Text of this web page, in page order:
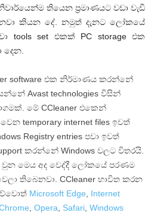
තියෙන ප්‍රමාණයට වඩා වැඩි
කියන දේ. නමුත් දැනට ලෝකයේ
tools set එකක් PC storage එක
දෙන.
software එක නිර්මාණය කරන්නේ
Avast technologies විසින්
මේ CCleaner එකෙන්
වෙන temporary internet files ඉවත්
Registry entries පවා ඉවත්
කරන්නේ Windows වලට විතරයි.
මෙය අද වෙද්දී ලෝකයේ පරණම
තිබෙනවා. CCleaner භාවිත කරන
Microsoft Edge
Internet
Opera Safari Windows